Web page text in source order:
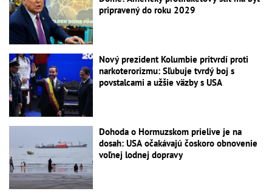
pripravený do roku 2029
Nový prezident Kolumbie pritvrdí proti
narkoterorizmu: Sľubuje tvrdý boj s
povstalcami a užšie väzby s USA
Dohoda o Hormuzskom prielive je na
dosah: USA očakávajú čoskoro obnovenie
voľnej lodnej dopravy